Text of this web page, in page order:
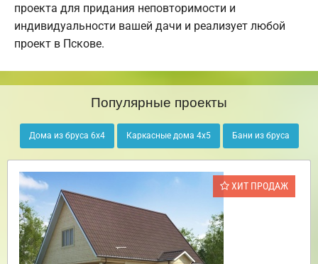
проекта для придания неповторимости и
индивидуальности вашей дачи и реализует любой
проект в Пскове.
Популярные проекты
Дома из бруса 6х4 Каркасные дома 4х5 Бани из бруса
ХИТ ПРОДАЖ